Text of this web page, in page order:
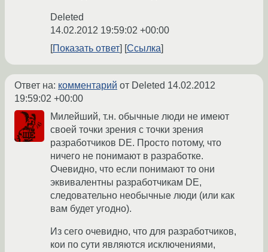
Deleted
14.02.2012 19:59:02 +00:00
Показать ответ
Ссылка
Ответ на: комментарий от Deleted 14.02.2012
19:59:02 +00:00
Милейший, т.н. обычные люди не имеют
своей точки зрения с точки зрения
разработчиков DE. Просто потому, что
ничего не понимают в разработке.
Очевидно, что если понимают то они
эквивалентны разработчикам DE,
следовательно необычные люди (или как
вам будет угодно).
Из сего очевидно, что для разработчиков,
кои по сути являются исключениями,